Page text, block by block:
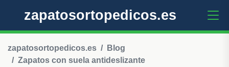
zapatosortopedicos.es
zapatosortopedicos.es
Blog
Zapatos con suela antideslizante